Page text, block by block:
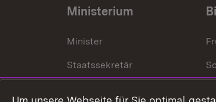
Ministerium
Minister
Staatssekretär